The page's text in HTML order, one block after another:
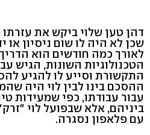
דהן טען שלוי ביקש את
שכן לא היה לו שום ניסיון
לאורך כמה חודשים הוא הדריך
הטכנולוגיות השונות, הגיש
התקשורת וסייע לו להגיע
ההסכם בינו לבין לוי היה
עבור עבודתו, כפי שמעידות
ביניהם, אלא שבפועל לוי
עם פלאפון נסגרה.